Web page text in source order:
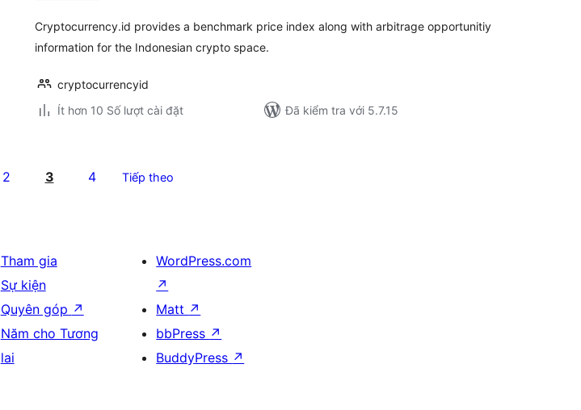
Cryptocurrency.id provides a benchmark price index along with arbitrage opportunitiy
information for the Indonesian crypto space.
cryptocurrencyid
Ít hơn 10 Số lượt cài đặt
Đã kiểm tra với 5.7.15
2 3 4 Tiếp theo
Tham gia
Sự kiện
Quyên góp ↗
Năm cho Tương
lai
WordPress.com
↗
Matt ↗
bbPress ↗
BuddyPress ↗